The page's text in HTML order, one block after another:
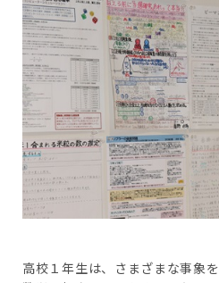
高校１年生は、さまざまな事象を